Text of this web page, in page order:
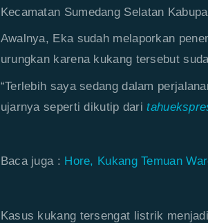
Kecamatan Sumedang Selatan
Awalnya, Eka sudah melaporkan
urungkan karena kukang tersebut
“Terlebih saya sedang dalam
ujarnya seperti dikutip dari
Baca juga : Hore, Kukang Temuan
Kasus kukang tersengat listrik